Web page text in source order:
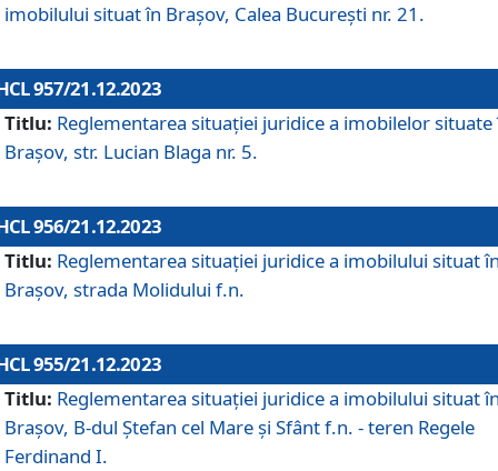
imobilului situat în Brașov, Calea București nr. 21.
957/21.12.2023
Titlu: Reglementarea situației juridice a imobilelor situate
Brașov, str. Lucian Blaga nr. 5.
956/21.12.2023
Titlu: Reglementarea situației juridice a imobilului situat
Brașov, strada Molidului f.n.
955/21.12.2023
Titlu: Reglementarea situației juridice a imobilului situat
Brașov, B-dul Ștefan cel Mare și Sfânt f.n. - teren Regele
Ferdinand I.